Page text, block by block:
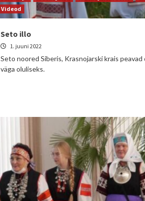
Videod
Seto illo
1. juuni 2022
Seto noored Siberis, Krasnojarski krais peavad
väga oluliseks.